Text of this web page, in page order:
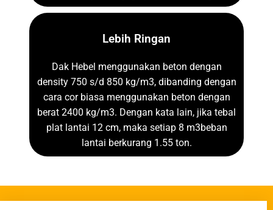
Lebih Ringan
Dak Hebel menggunakan beton dengan
density 750 s/d 850 kg/m3, dibanding dengan
cara cor biasa menggunakan beton dengan
berat 2400 kg/m3. Dengan kata lain, jika tebal
plat lantai 12 cm, maka setiap 8 m3beban
lantai berkurang 1.55 ton.